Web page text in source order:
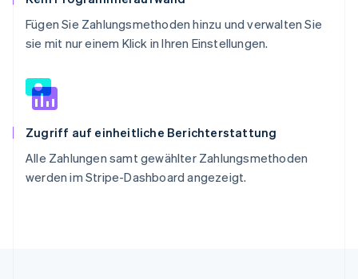
Fügen Sie Zahlungsmethoden hinzu und verwalten Sie
sie mit nur einem Klick in Ihren Einstellungen.
Zugriff auf einheitliche Berichterstattung
Alle Zahlungen samt gewählter Zahlungsmethoden
werden im Stripe-Dashboard angezeigt.